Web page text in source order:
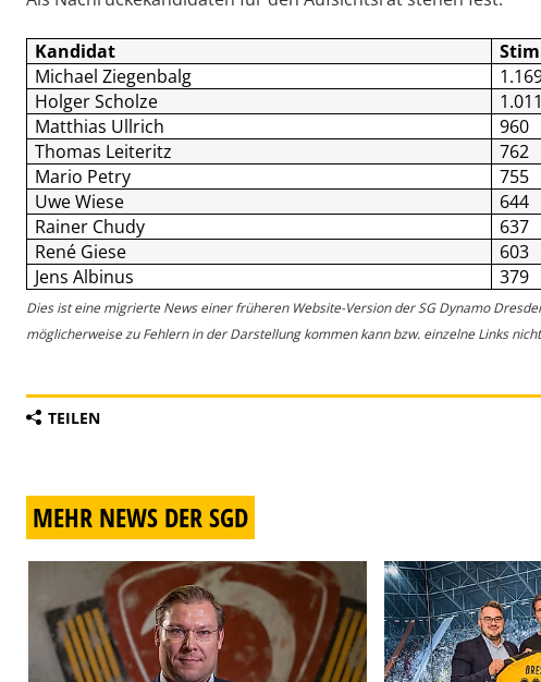
Kandidat
Michael Ziegenbalg
Holger Scholze
1.011
Matthias Ullrich
960
Thomas Leiteritz
762
Mario Petry
755
Uwe Wiese
644
Rainer Chudy
637
René Giese
603
Jens Albinus
379
Dies ist eine migrierte News einer früheren Website-Version der SG Dynamo
möglicherweise zu Fehlern in der Darstellung kommen kann bzw. einzelne Links
TEILEN
MEHR NEWS DER SGD